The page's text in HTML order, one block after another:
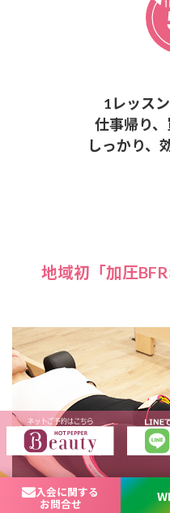
1レッス
仕事帰り
しっかり、
地域初「加圧
入会に関する
お問合せ